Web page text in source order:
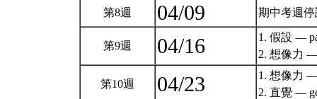
第8週 04/09 期中考週
第9週 04/16
1. 假設 —
2. 想像力
第10週 04/23
1. 想像力 —
2. 直覺 —